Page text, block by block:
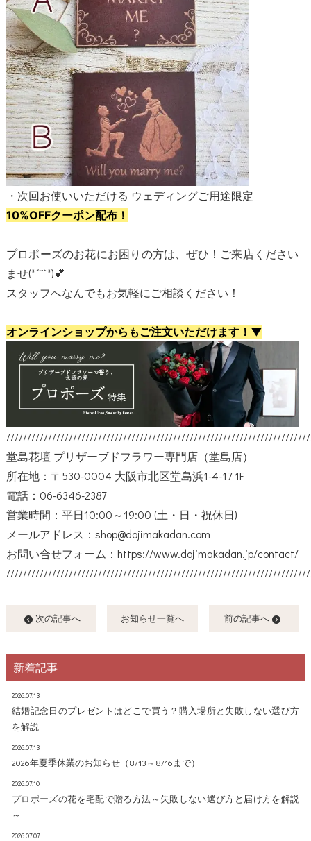
・次回お使いいただける ウェディングご用途限定
10%OFFクーポン配布！
プロポーズのお花にお困りの方は、ぜひ！ご来店ください
ませ(*ˊ˘ˋ*)💕
スタッフへなんでもお気軽にご相談ください！
オンラインショップからもご注文いただけます！▼
堂島花壇 プリザーブドフラワー専門店（堂島店）
所在地：〒530-0004 大阪市北区堂島浜1-4-17 1F
電話：06-6346-2387
営業時間：平日10:00～19:00 (土・日・祝休日)
メールアドレス：shop@dojimakadan.com
お問い合せフォーム： https://www.dojimakadan.jp/contact/
次の記事へ お知らせ一覧へ 前の記事へ
新着記事
2026.07.13
結婚記念日のプレゼントはどこで買う？購入場所と失敗しない選び方
を解説
2026.07.13
2026年夏季休業のお知らせ（8/13～8/16まで）
2026.07.10
プロポーズの花を宅配で贈る方法～失敗しない選び方と届け方を解説
～
2026.07.07